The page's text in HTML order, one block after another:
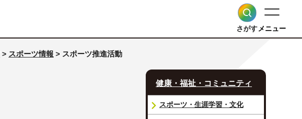
さがすメニュー
> スポーツ情報 > スポーツ推進活動
健康・福祉・コミュニティ
スポーツ・生涯学習・文化